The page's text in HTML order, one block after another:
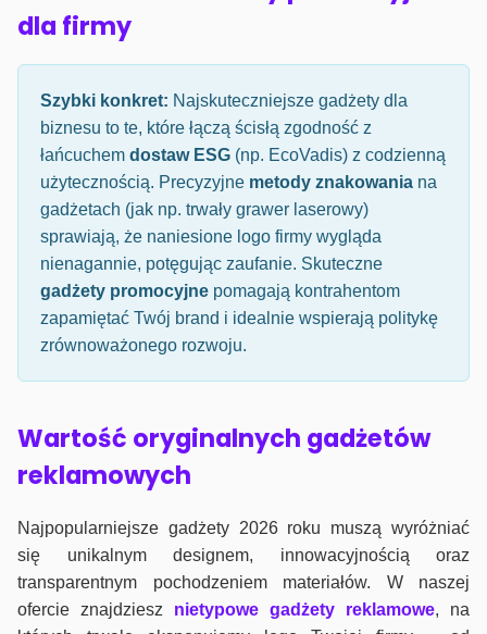
dla firmy
Szybki konkret: Najskuteczniejsze gadżety dla
biznesu to te, które łączą ścisłą zgodność z
łańcuchem dostaw ESG (np. EcoVadis) z codzienną
użytecznością. Precyzyjne metody znakowania na
gadżetach (jak np. trwały grawer laserowy)
sprawiają, że naniesione logo firmy wygląda
nienagannie, potęgując zaufanie. Skuteczne
gadżety promocyjne pomagają kontrahentom
zapamiętać Twój brand i idealnie wspierają politykę
zrównoważonego rozwoju.
Wartość oryginalnych gadżetów
reklamowych
Najpopularniejsze gadżety 2026 roku muszą wyróżniać
się unikalnym designem, innowacyjnością oraz
transparentnym pochodzeniem materiałów. W naszej
ofercie znajdziesz nietypowe gadżety reklamowe, na